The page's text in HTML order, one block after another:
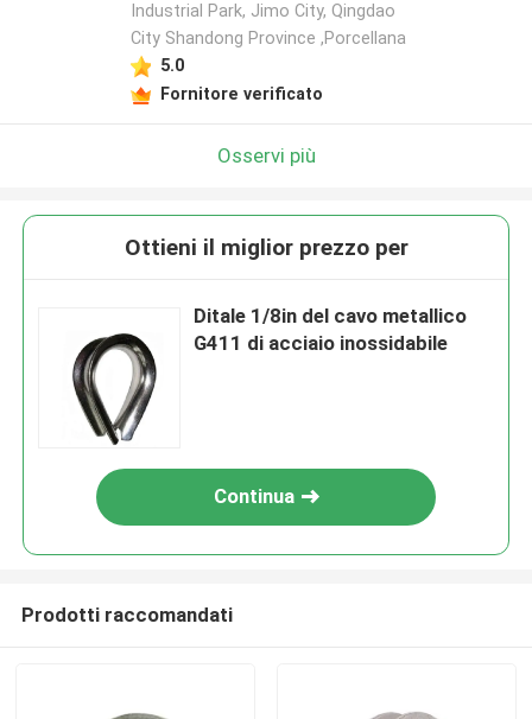
Industrial Park, Jimo City, Qingdao
City Shandong Province ,Porcellana
5.0
Fornitore verificato
Osservi più
Ottieni il miglior prezzo per
Ditale 1/8in del cavo metallico
G411 di acciaio inossidabile
Continua
Prodotti raccomandati